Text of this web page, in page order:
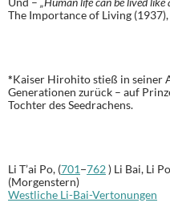
The Importance of Living (1937),
*Kaiser Hirohito stieß in seiner
Generationen zurück – auf
Tochter des Seedrachens.
Li T’ai Po, (701−762) Li Bai, Li
(Morgenstern)
Westliche Li-Bai-Vertonungen